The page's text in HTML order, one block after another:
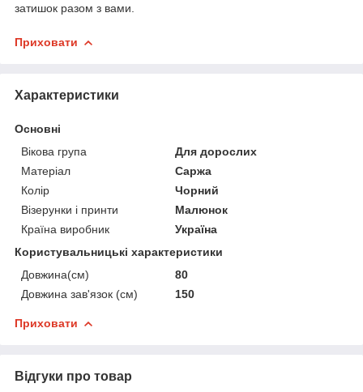
затишок разом з вами.
Приховати
Характеристики
Основні
Вікова група
Для дорослих
Матеріал
Саржа
Колір
Чорний
Візерунки і принти
Малюнок
Країна виробник
Україна
Користувальницькі характеристики
Довжина(см)
80
Довжина зав'язок (см)
150
Приховати
Відгуки про товар